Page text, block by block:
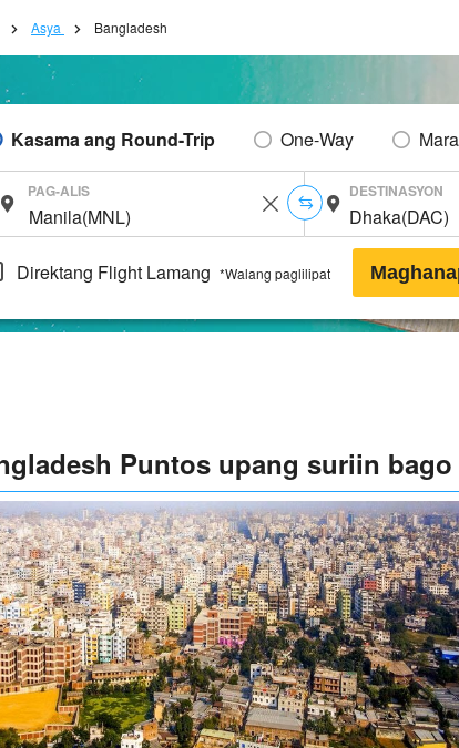
Asya Bangladesh
Kasama ang Round-Trip One-Way
PAG-ALIS DESTINASYON
Direktang Flight Lamang *Walang paglilipat
Puntos upang suriin